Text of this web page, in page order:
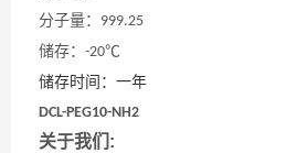
分子量： 999.25
储存： -20℃
储存时间：一年
DCL-PEG10-NH2
关于我们: